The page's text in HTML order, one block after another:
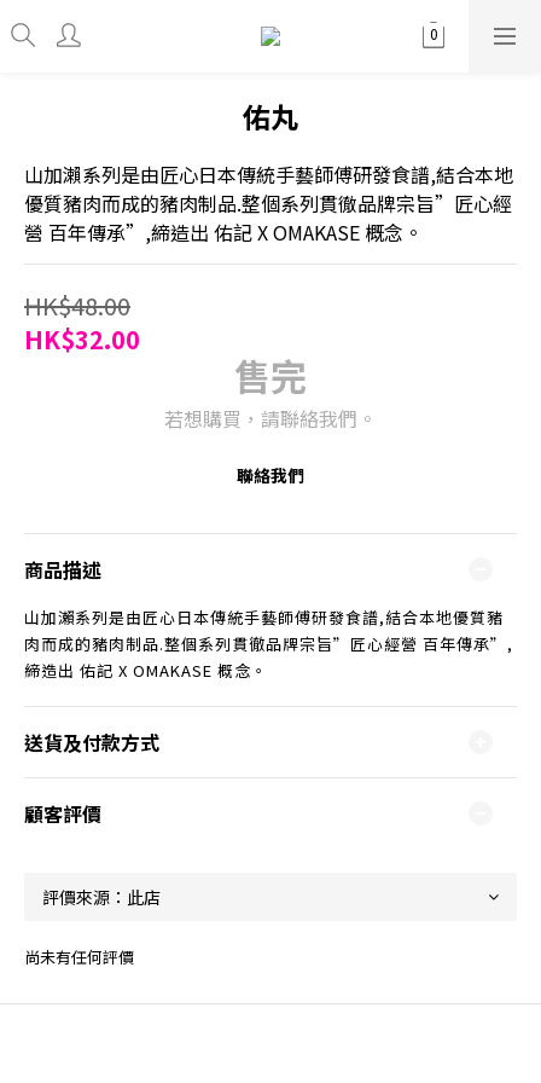
佑丸
山加瀨系列是由匠心日本傳統手藝師傅研發食譜,結合本地
優質豬肉而成的豬肉制品.整個系列貫徹品牌宗旨”匠心經
營 百年傳承”,締造出 佑記 X OMAKASE 概念。
HK$48.00
HK$32.00
售完
若想購買，請聯絡我們。
聯絡我們
商品描述
山加瀨系列是由匠心日本傳統手藝師傅研發食譜,結合本地優質豬
肉而成的豬肉制品.整個系列貫徹品牌宗旨”匠心經營 百年傳承”,
締造出 佑記 X OMAKASE 概念。
送貨及付款方式
顧客評價
尚未有任何評價